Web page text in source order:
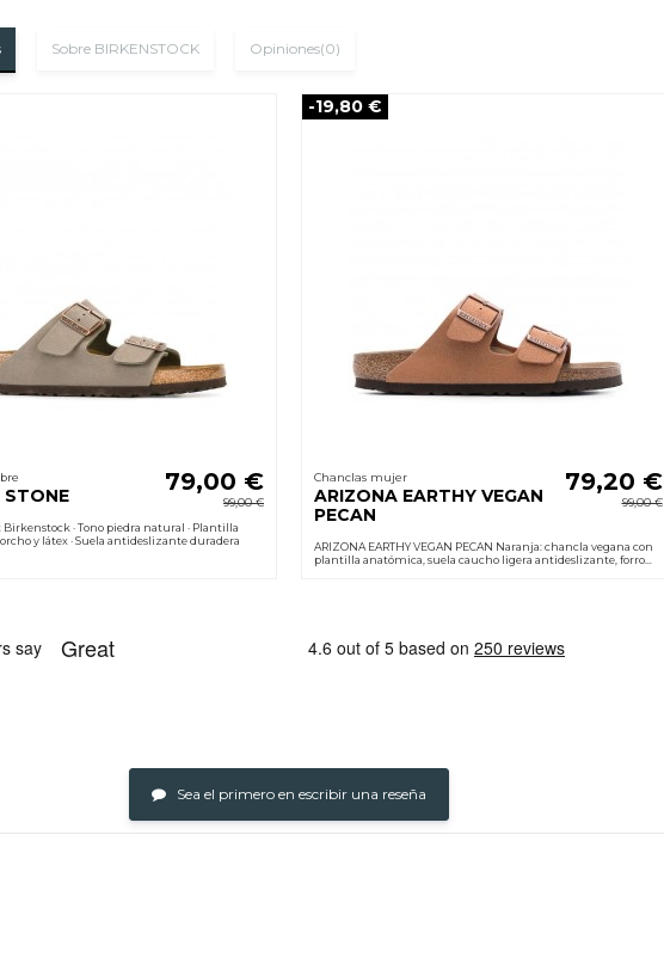
Sobre BIRKENSTOCK Opiniones(0)
79,00 €
99,00 €
· Tono piedra natural · Plantilla
y látex · Suela antideslizante duradera
-19,80 €
Chanclas mujer
ARIZONA EARTHY VEGAN
PECAN
79,20 €
99,00 €
ARIZONA EARTHY VEGAN PECAN Naranja: chancla vegana con
plantilla anatómica, suela caucho ligera antideslizante, forro
Sea el primero en escribir una reseña